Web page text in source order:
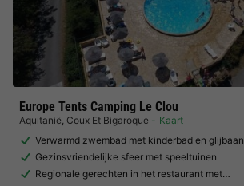
Europe Tents Camping Le Clou
Aquitanië, Coux Et Bigaroque
Kaart
Verwarmd zwembad met kinderbad en glijbaan
Gezinsvriendelijke sfeer met speeltuinen
Regionale gerechten in het restaurant met…